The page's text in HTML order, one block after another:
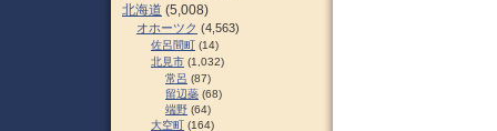
北海道 (5,008)
オホーツク (4,563)
佐呂間町 (14)
北見市 (1,032)
常呂 (87)
留辺蘂 (68)
端野 (64)
大空町 (164)